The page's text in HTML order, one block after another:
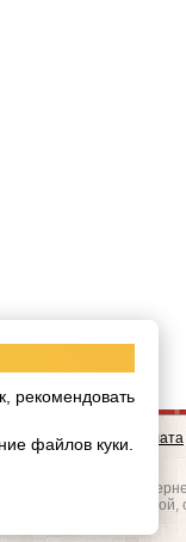
Доставка и Оплата
то, что данный
публичной
рекомендовать
файлов куки.